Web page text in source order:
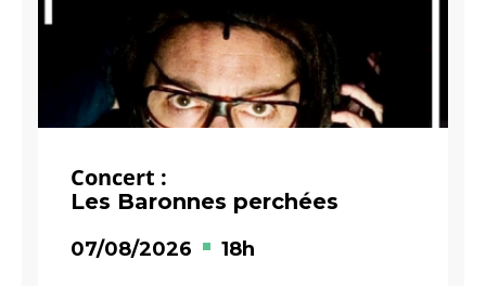
Concert :
Les Baronnes perchées
07/08/2026 18h